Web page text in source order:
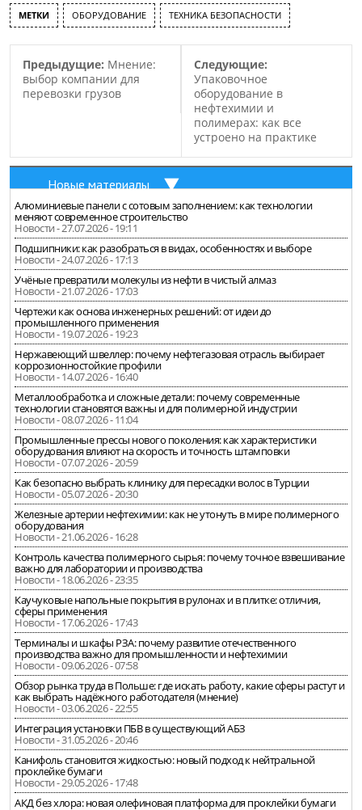
МЕТКИ ОБОРУДОВАНИЕ ТЕХНИКА БЕЗОПАСНОСТИ
Предыдущие: Мнение:
выбор компании для
перевозки грузов
Следующие:
Упаковочное
оборудование в
нефтехимии и
полимерах: как все
устроено на практике
Новые материалы
Алюминиевые панели с сотовым заполнением: как технологии
меняют современное строительство
Новости - 27.07.2026 - 19:11
Подшипники: как разобраться в видах, особенностях и выборе
Новости - 24.07.2026 - 17:13
Учёные превратили молекулы из нефти в чистый алмаз
Новости - 21.07.2026 - 17:03
Чертежи как основа инженерных решений: от идеи до
промышленного применения
Новости - 19.07.2026 - 19:23
Нержавеющий швеллер: почему нефтегазовая отрасль выбирает
коррозионностойкие профили
Новости - 14.07.2026 - 16:40
Металлообработка и сложные детали: почему современные
технологии становятся важны и для полимерной индустрии
Новости - 08.07.2026 - 11:04
Промышленные прессы нового поколения: как характеристики
оборудования влияют на скорость и точность штамповки
Новости - 07.07.2026 - 20:59
Как безопасно выбрать клинику для пересадки волос в Турции
Новости - 05.07.2026 - 20:30
Железные артерии нефтехимии: как не утонуть в мире полимерного
оборудования
Новости - 21.06.2026 - 16:28
Контроль качества полимерного сырья: почему точное взвешивание
важно для лаборатории и производства
Новости - 18.06.2026 - 23:35
Каучуковые напольные покрытия в рулонах и в плитке: отличия,
сферы применения
Новости - 17.06.2026 - 17:43
Терминалы и шкафы РЗА: почему развитие отечественного
производства важно для промышленности и нефтехимии
Новости - 09.06.2026 - 07:58
Обзор рынка труда в Польше: где искать работу, какие сферы растут и
как выбрать надёжного работодателя (мнение)
Новости - 03.06.2026 - 22:55
Интеграция установки ПБВ в существующий АБЗ
Новости - 31.05.2026 - 20:46
Канифоль становится жидкостью: новый подход к нейтральной
проклейке бумаги
Новости - 29.05.2026 - 17:48
АКД без хлора: новая олефиновая платформа для проклейки бумаги